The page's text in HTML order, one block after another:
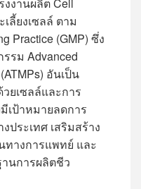
งานผลิต Cell
ลี้ยงเซลล์ ตาม
Practice (GMP) ซึ่ง
รม Advanced
อันเป็น
ยเซลล์และการ
เป้าหมายลดการ
ประเทศ เสริมสร้าง
างการแพทย์ และ
นการผลิตชีว